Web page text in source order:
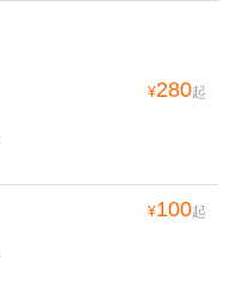
¥280起
¥100起